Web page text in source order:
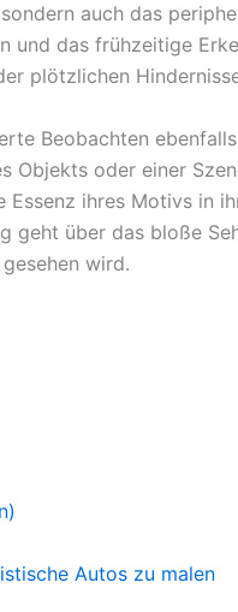
auch das
und das frühzeitige
plötzlichen
Beobachten
Objekts oder einer
Essenz ihres Motivs in
geht über das bloße
wird.
Autos zu malen